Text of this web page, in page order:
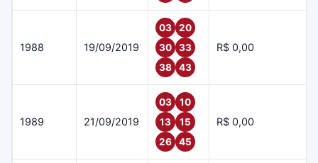
1988 19/09/2019
03
20
30
33
38
43
R$ 0,00
1989 21/09/2019
03
10
13
15
26
45
R$ 0,00